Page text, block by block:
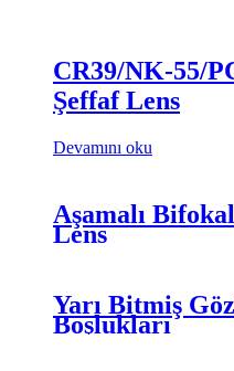
CR39/NK-55/
Şeffaf Lens
Devamını oku
Aşamalı
Lens
Yarı Bitmiş
Boşlukları